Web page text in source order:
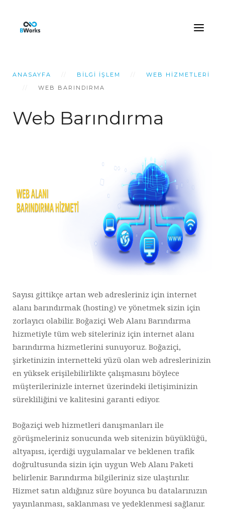
ANASAYFA BILGI İŞLEM
WEB HIZMETLERI
WEB BARINDIRMA
Web Barındırma
Sayısı gittikçe artan web adresleriniz için internet
alanı barındırmak (hosting) ve yönetmek sizin için
zorlayıcı olabilir. Boğaziçi Web Alanı Barındırma
hizmetiyle tüm web siteleriniz için internet alanı
barındırma hizmetlerini sunuyoruz. Boğaziçi,
şirketinizin internetteki yüzü olan web adreslerinizin
en yüksek erişilebilirlikte çalışmasını böylece
müşterilerinizle internet üzerindeki iletişiminizin
sürekliliğini ve kalitesini garanti ediyor.
Boğaziçi web hizmetleri danışmanları ile
görüşmeleriniz sonucunda web sitenizin büyüklüğü,
altyapısı, içerdiği uygulamalar ve beklenen trafik
doğrultusunda sizin için uygun Web Alanı Paketi
belirlenir. Barındırma bilgileriniz size ulaştırılır.
Hizmet satın aldığınız süre boyunca bu datalarınızın
yayınlanması, saklanması ve yedeklenmesi sağlanır.